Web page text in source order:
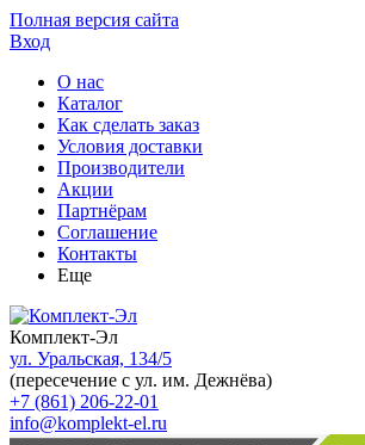
Полная версия сайта
Вход
О нас
Каталог
Как сделать заказ
Условия доставки
Производители
Акции
Партнёрам
Соглашение
Контакты
Еще
Комплект-Эл
ул. Уральская, 134/5
(пересечение с ул. им. Дежнёва)
+7 (861) 206-22-01
info@komplekt-el.ru